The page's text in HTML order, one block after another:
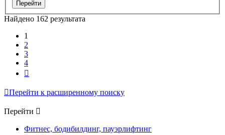
Найдено 162 результата
1
2
3
4
Перейти к расширенному поиску
Перейти
Фитнес, бодибилдинг, пауэрлифтинг